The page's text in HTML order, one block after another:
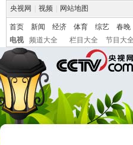
央视网 视频 网站地图
首页 新闻 经济 体育 综艺 春晚
电视
频道大全 栏目大全 节目大全